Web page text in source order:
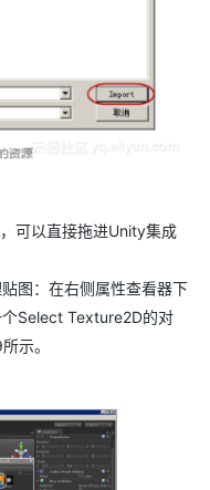
可以直接拖进Unity集成
图：在右侧属性查看器下
Select Texture2D的对
示。